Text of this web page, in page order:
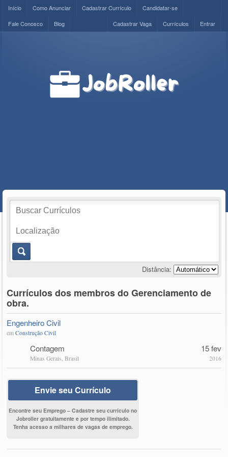
Início Como Anunciar Cadastrar Currículo
Candidatar-se
Fale Conosco
Blog Entrar
Currículos
Cadastrar Vaga
Distância:
Currículos dos membros do Gerenciamento de
obra.
Engenheiro Civil
emConstrução Civil
Contagem
Minas Gerais, Brasil
15 fev
2016
Envie seu Currículo
Encontre seu Emprego – Cadastre seu currículo no
Jobroller gratuitamente e por tempo ilimitado.
Tenha acesso a milhares de vagas de emprego.